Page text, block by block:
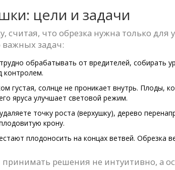
цели и задачи
что обрезка нужна только для
важных задач:
обрабатывать от вредителей, собирать
контролем.
густая, солнце не проникает внутрь. Плоды,
яруса улучшает световой режим.
точку роста (верхушку), дерево
крону.
плодоносить на концах ветвей. Обрезка
решения не интуитивно, а